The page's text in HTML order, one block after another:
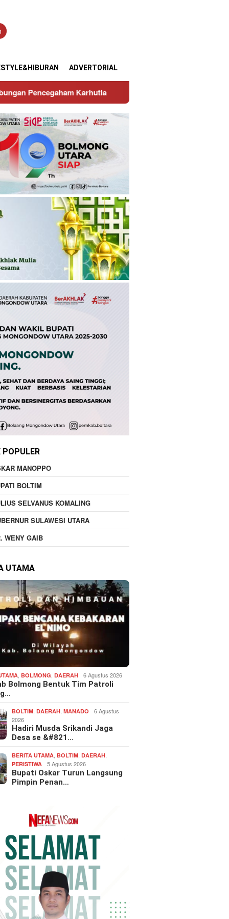
ADVERTORIAL
Hadiri Musda Srikandi Jaga Desa se – Sulut, Wakil
POPULER
MANOPPO
BOLTIM
SELVANUS KOMALING
SULAWESI UTARA
WENY GAIB
UTAMA
BOLMONG ,DAERAH 6 Agustus 2026
Bolmong Bentuk Tim Patroli
BOLTIM ,DAERAH ,MANADO
6 Agustus
2026
Hadiri Musda Srikandi Jaga
Desa se &#821…
BERITA UTAMA BOLTIM ,DAERAH
PERISTIWA 5 Agustus 2026
Bupati Oskar Turun Langsung
Pimpin Penan…